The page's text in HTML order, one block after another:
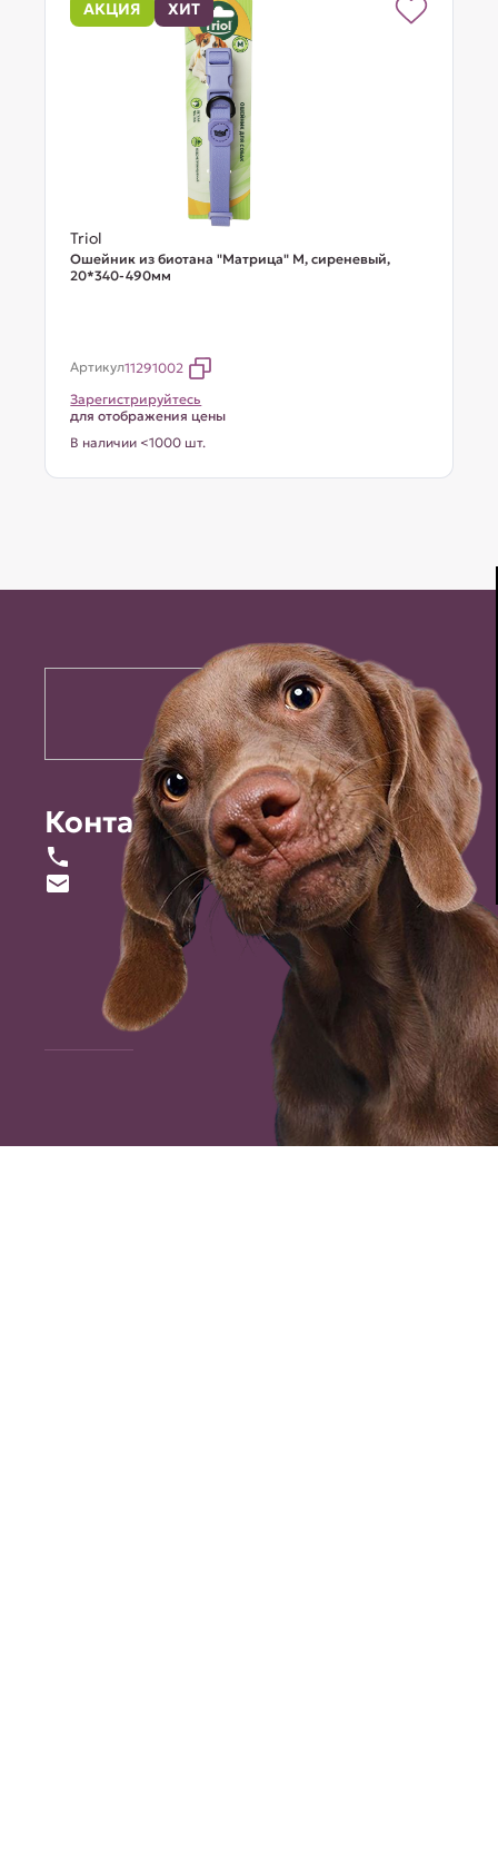
АКЦИЯ ХИТ
Triol
Ошейник из биотана "Матрица" M, сиреневый,
20*340-490мм
Артикул11291002
Зарегистрируйтесь
для отображения цены
В наличии <1000 шт.
Контакты